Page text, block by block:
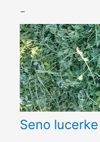
-
Seno